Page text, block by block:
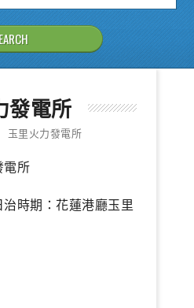
發電所
玉里火力發電所
電所
時期：花蓮港廳玉里